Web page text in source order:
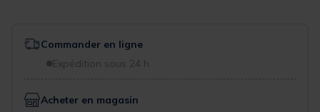
Commander en ligne
Expédition sous 24 h
Acheter en magasin